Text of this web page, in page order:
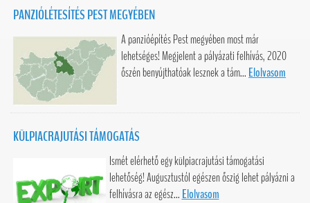
PANZIÓLÉTESÍTÉS PEST MEGYÉBEN
A panzióépítés Pest megyében most már
lehetséges! Megjelent a pályázati felhívás, 2020
őszén benyújthatóak lesznek a tám... Elolvasom
KÜLPIACRAJUTÁSI TÁMOGATÁS
Ismét elérhető egy külpiacrajutási támogatási
lehetőség! Augusztustól egészen őszig lehet pályázni a
felhívásra az egész... Elolvasom